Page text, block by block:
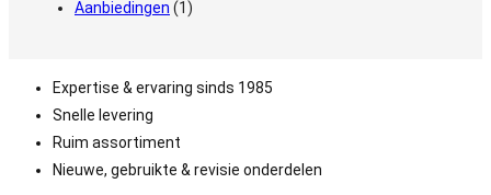
Aanbiedingen (1)
Expertise & ervaring sinds 1985
Snelle levering
Ruim assortiment
Nieuwe, gebruikte & revisie onderdelen